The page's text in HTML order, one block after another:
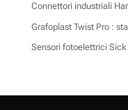
Connettori industriali
Grafoplast Twist Pro :
Sensori fotoelettrici Sick